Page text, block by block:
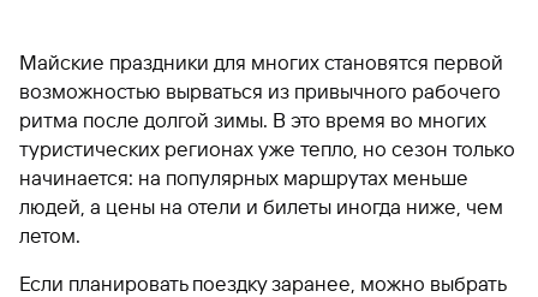
Майские праздники для многих становятся первой
возможностью вырваться из привычного рабочего
ритма после долгой зимы. В это время во многих
туристических регионах уже тепло, но сезон только
начинается: на популярных маршрутах меньше
людей, а цены на отели и билеты иногда ниже, чем
летом.
Если планировать поездку заранее, можно выбрать